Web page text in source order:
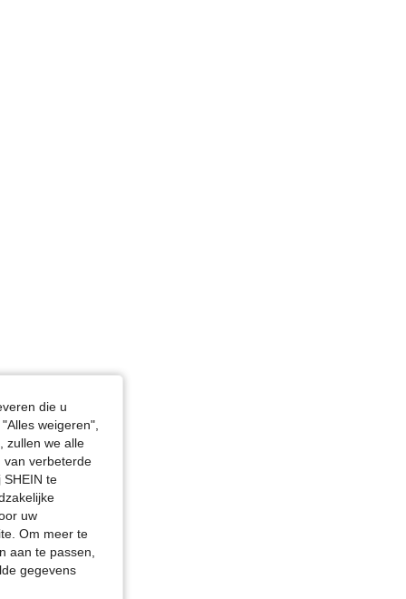
Borstbeeld: 81 cm / 32 in, Kleur: Duister roze, Maat: XS
die u
weigeren",
zullen we alle
van verbeterde
te
uw
Om meer te
aan te passen,
gegevens